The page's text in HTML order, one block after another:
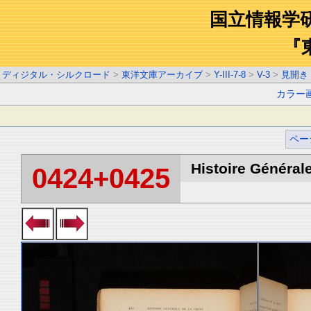
国立情報学
『
ディジタル・シルクロード > 東洋文庫アーカイブ > Y-III-7-8 > V-3 > 見開き
カラー
ペー
0424+0425 Histoire